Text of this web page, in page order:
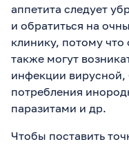
аппетита следует
и обратиться на
клинику, потому
также могут
инфекции
потребления
паразитами и др.
Чтобы поставить